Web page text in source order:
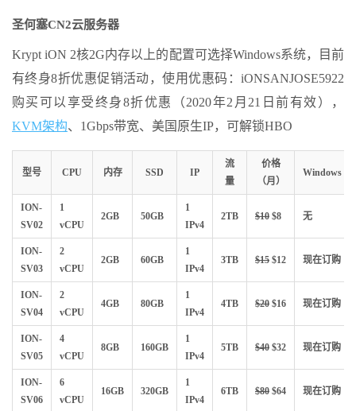
圣何塞CN2云服务器
Krypt iON 2核2G内存以上的配置可选择Windows系统，目前
有终身8折优惠促销活动，使用优惠码：iONSANJOSE5922
购买可以享受终身8折优惠（2020年2月21日前有效），
KVM架构、1Gbps带宽、美国原生IP，可解锁HBO
型号 CPU 内存 SSD IP
流
量
价格
（月）
Windows
ION-
SV02
1
vCPU
2GB 50GB
1
IPv4
2TB $10 $8 无
ION-
SV03
2
vCPU
2GB 60GB
1
IPv4
3TB $15 $12 现在订购
ION-
SV04
2
vCPU
4GB 80GB
1
IPv4
4TB $20 $16 现在订购
ION-
SV05
4
vCPU
8GB 160GB
1
IPv4
5TB $40 $32 现在订购
ION-
SV06
6
vCPU
16GB 320GB
1
IPv4
6TB $80 $64 现在订购